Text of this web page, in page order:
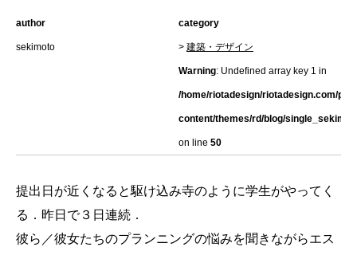
author
sekimoto
category
> 建築・デザイン
Warning: Undefined array key 1 in
/home/riotadesign/riotadesign.com/
content/themes/rd/blog/
on line 50
提出日が近くなると駆け込み寺のように学生がやってく
る．昨日で３日連続．
彼ら／彼女たちのプランニングの悩みを聞きながらエス